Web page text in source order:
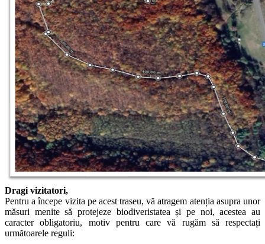
Dragi vizitatori,
Pentru a începe vizita pe acest traseu, vă atragem atenția asupra unor
măsuri menite să protejeze biodiveristatea și pe noi, acestea au
caracter obligatoriu, motiv pentru care vă rugăm să respectați
următoarele reguli: